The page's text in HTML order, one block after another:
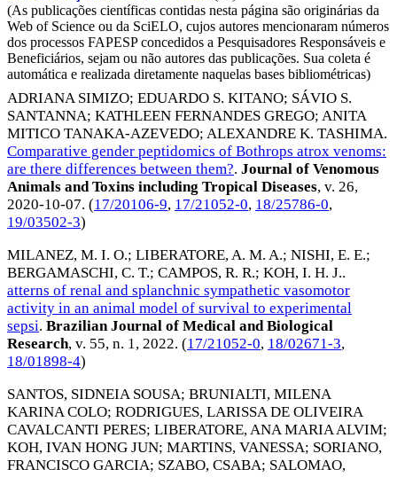
(As publicações científicas contidas nesta página são originárias da
Web of Science ou da SciELO, cujos autores mencionaram números
dos processos FAPESP concedidos a Pesquisadores Responsáveis e
Beneficiários, sejam ou não autores das publicações. Sua coleta é
automática e realizada diretamente naquelas bases bibliométricas)
ADRIANA SIMIZO; EDUARDO S. KITANO; SÁVIO S.
SANTANNA; KATHLEEN FERNANDES GREGO; ANITA
MITICO TANAKA-AZEVEDO; ALEXANDRE K. TASHIMA.
Comparative gender peptidomics of Bothrops atrox venoms:
are there differences between them?. Journal of Venomous
Animals and Toxins including Tropical Diseases, v. 26,
2020-10-07. (17/20106-9, 17/21052-0, 18/25786-0,
19/03502-3)
MILANEZ, M. I. O.; LIBERATORE, A. M. A.; NISHI, E. E.;
BERGAMASCHI, C. T.; CAMPOS, R. R.; KOH, I. H. J..
atterns of renal and splanchnic sympathetic vasomotor
activity in an animal model of survival to experimental
sepsi. Brazilian Journal of Medical and Biological
Research, v. 55, n. 1, 2022. (17/21052-0, 18/02671-3,
18/01898-4)
SANTOS, SIDNEIA SOUSA; BRUNIALTI, MILENA
KARINA COLO; RODRIGUES, LARISSA DE OLIVEIRA
CAVALCANTI PERES; LIBERATORE, ANA MARIA ALVIM;
KOH, IVAN HONG JUN; MARTINS, VANESSA; SORIANO,
FRANCISCO GARCIA; SZABO, CSABA; SALOMAO,